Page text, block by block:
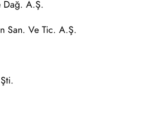
Dağ. A.Ş.
San. Ve Tic. A.Ş.